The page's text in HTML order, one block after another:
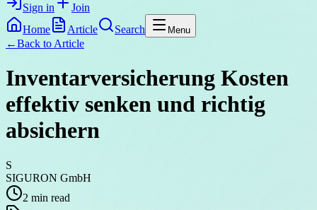
Sign in
Join
Home
Article Search Menu
←Back to Article
Inventarversicherung Kosten
effektiv senken und richtig
absichern
S
SIGURON GmbH
2 min read